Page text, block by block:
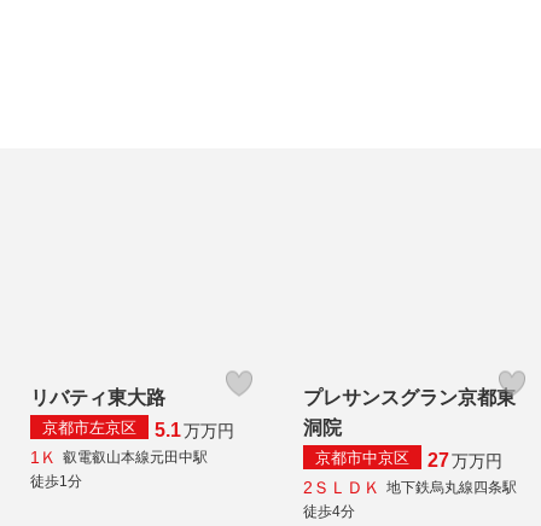
リバティ東大路
京都市左京区 5.1万万円
1Ｋ
叡電叡山本線元田中駅
徒歩1分
プレサンスグラン京都東
洞院
京都市中京区 27万万円
2ＳＬＤＫ
地下鉄烏丸線四条駅
徒歩4分